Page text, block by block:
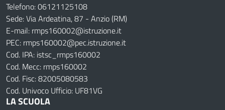
Telefono: 06121125108
Sede: Via Ardeatina, 87 - Anzio (RM)
E-mail: rmps160002@istruzione.it
PEC: rmps160002@pec.istruzione.it
Cod. IPA: istsc_rmps160002
Cod. Mecc: rmps160002
Cod. Fisc: 82005080583
Cod. Univoco Ufficio: UF81VG
LA SCUOLA